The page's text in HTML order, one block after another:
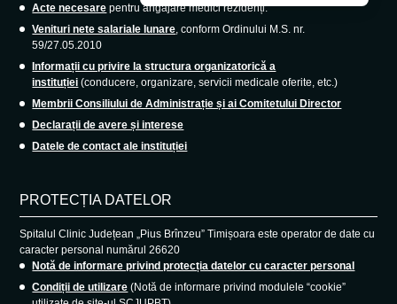
Acte necesare pentru angajare medici rezidenți.
Venituri nete salariale lunare, conform Ordinului M.S. nr.
59/27.05.2010
Informații cu privire la structura organizatorică a
instituției (conducere, organizare, servicii medicale oferite, etc.)
Membrii Consiliului de Administrație și ai Comitetului Director
Declarații de avere și interese
Datele de contact ale instituției
PROTECȚIA DATELOR
Spitalul Clinic Județean „Pius Brînzeu” Timișoara este operator de date cu
caracter personal numărul 26620
Notă de informare privind protecția datelor cu caracter personal
Condiții de utilizare (Notă de informare privind modulele “cookie”